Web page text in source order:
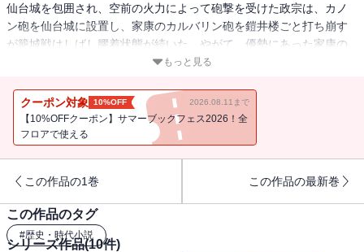
仙台城を包囲され、空前の火力によって砲撃を受けた政宗は、カノ
ン砲を仙台城に設置し、家康のカルバリン砲を鎧井楼ごと打ち崩す
が籠城戦はしばし膠着状態が続いた。やがて、優勢にあった家康の
軍陣に、凶報がもたらされる。清洲城にあった秀忠が、勝手に上方
怨嗟の声があがり始めたというのだ。動揺の走る徳川軍に、政宗の
常識を覆す一撃が襲いかかった！
もっと見る
クーポン対象 10%OFF 2026.08.11まで
【10%OFFクーポン】サマーブックフェス2026！全
フロアで使える
この作品の1巻 この作品の最新巻
この作品のタグ
#歴史・時代小説
シリーズ作品(10件)